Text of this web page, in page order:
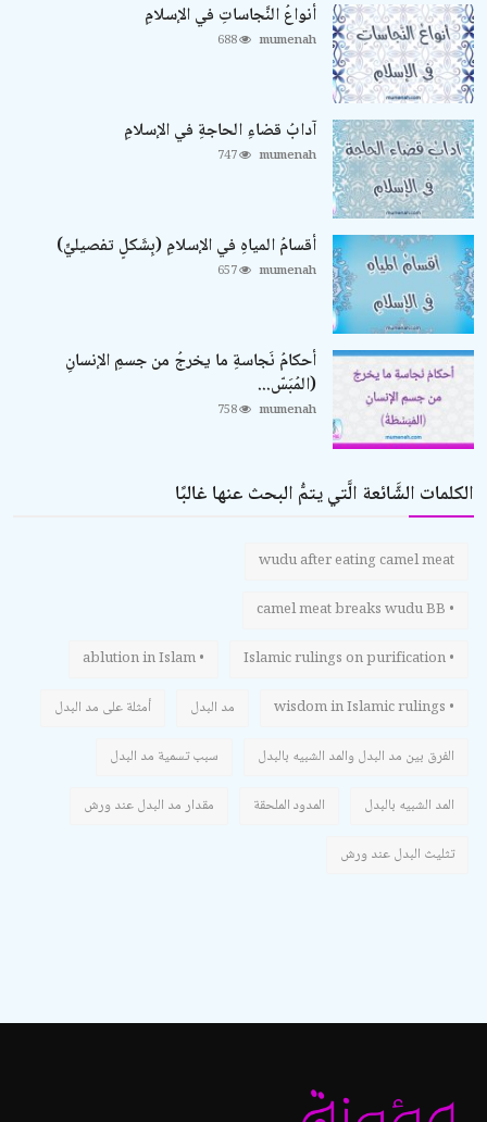
أنواعُ النَّجاساتِ في الإسلامِ
mumenah
آدابُ قضاءِ الحاجةِ في الإسلامِ
mumenah
أقسامُ المياهِ في الإسلامِ (بِشَكلٍ تفصيليٍّ)
mumenah
أحكامُ نَجاسةِ ما يخرجُ من جسمِ الإنسانِ
(المُبَسّ...
mumenah
الكلمات الشَّائعة الَّتي يتمُّ البحث عنها غالبًا
wudu after eating camel meat
• camel meat breaks wudu BB
• Islamic rulings on purification
• ablution in Islam
• wisdom in Islamic rulings مد البدل أمثلة على مد البدل
الفرق بين مد البدل والمد الشبيه بالبدل سبب تسمية مد البدل
المد الشبيه بالبدل المدود الملحقة مقدار مد البدل عند ورش
تثليث البدل عند ورش